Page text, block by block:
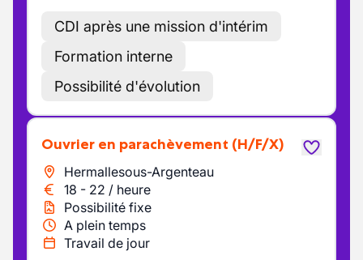
CDI après une mission d'intérim
Formation interne
Possibilité d'évolution
Ouvrier en parachèvement (H/F/X)
Hermallesous-Argenteau
18 - 22 / heure
Possibilité fixe
A plein temps
Travail de jour